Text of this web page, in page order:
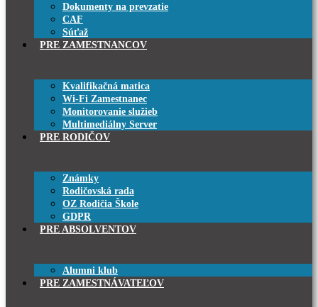
Dokumenty na prevzatie
CAF
Súťaž
PRE ZAMESTNANCOV
Kvalifikačná matica
Wi-Fi Zamestnanec
Monitorovanie služieb
Multimediálny Server
PRE RODIČOV
Známky
Rodičovská rada
OZ Rodičia Škole
GDPR
PRE ABSOLVENTOV
Alumni klub
PRE ZAMESTNÁVATEĽOV